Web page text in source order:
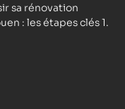
sa rénovation
: les étapes clés 1.